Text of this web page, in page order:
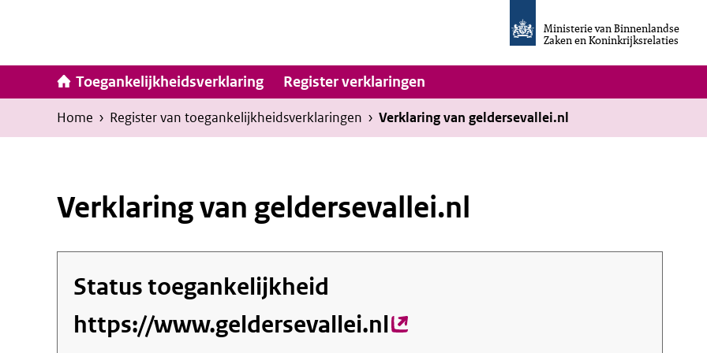
inhoud
Ministerie van Binnenlandse
Zaken en Koninkrijksrelaties
van
Invulassistent
Toegankelijkheidsverklaring
Toegankelijkheidsverklaring Hoofdnavigatie
Register verklaringen
Kruimelpad
U
bevindt
Home › Register van toegankelijkheids­verklaringen › Verklaring van geldersevallei.nl
Verklaring van geldersevallei.nl
Status toegankelijkheid
https://www.geldersevallei.nl(externe